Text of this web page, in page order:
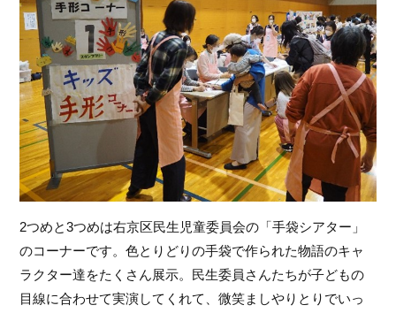
2つめと3つめは右京区民生児童委員会の「手袋シアター」
のコーナーです。色とりどりの手袋で作られた物語のキャ
ラクター達をたくさん展示。民生委員さんたちが子どもの
目線に合わせて実演してくれて、微笑ましやりとりでいっ